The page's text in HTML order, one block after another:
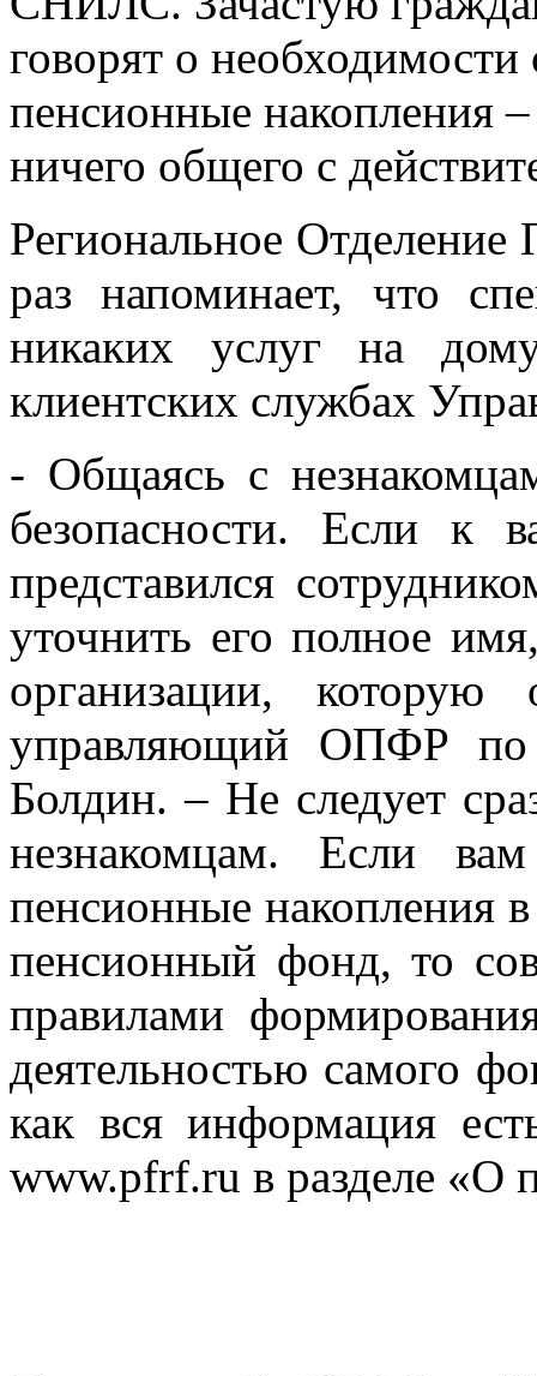
говорят о необходимости
пенсионные накопления
ничего общего с
Региональное
раз напоминает, что
никаких услуг на
клиентских службах
- Общаясь с
безопасности. Если к
представился
уточнить его полное
организации, которую
управляющий ОПФР по
Болдин. – Не следует
незнакомцам. Если
пенсионные накопления
пенсионный фонд, то
правилами
деятельностью самого
как вся информация
www.pfrf.ru в разделе «О